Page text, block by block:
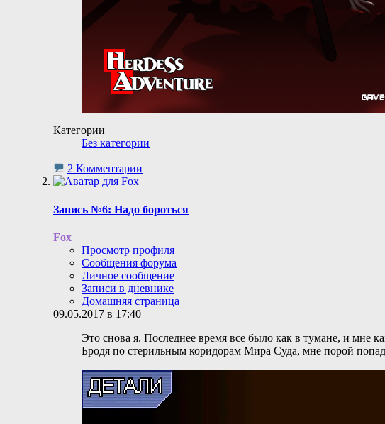
Категории
Без категории
2 Комментарии
Запись №6: Надо бороться
Fox
Просмотр профиля
Сообщения форума
Личное сообщение
Записи в дневнике
Домашняя страница
09.05.2017 в 17:40
Это снова я. Последнее время все было как в тумане, и мне
Бродя по стерильным коридорам Мира Суда, мне порой